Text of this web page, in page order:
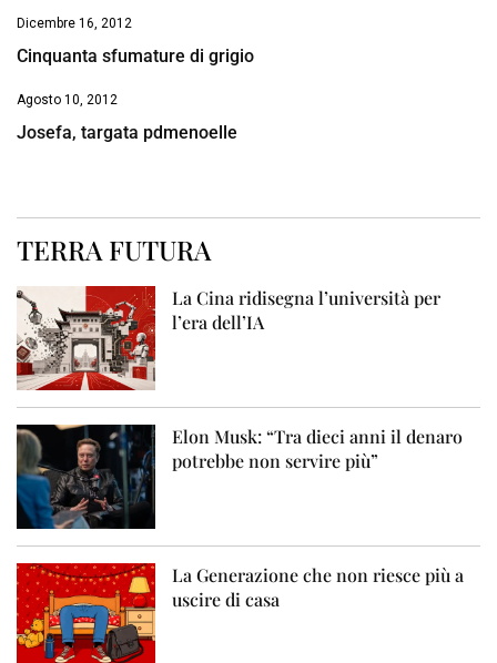
Dicembre 16, 2012
Cinquanta sfumature di grigio
Agosto 10, 2012
Josefa, targata pdmenoelle
TERRA FUTURA
La Cina ridisegna l’università per
l’era dell’IA
Elon Musk: “Tra dieci anni il denaro
potrebbe non servire più”
La Generazione che non riesce più a
uscire di casa